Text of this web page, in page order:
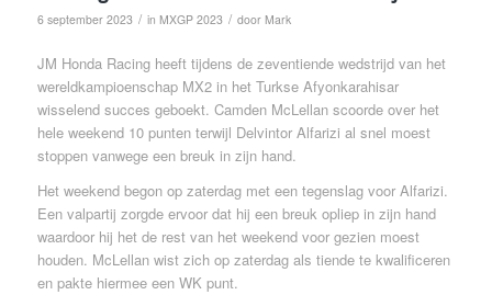
6 september 2023 / in MXGP 2023 / door Mark
JM Honda Racing heeft tijdens de zeventiende wedstrijd van het
wereldkampioenschap MX2 in het Turkse Afyonkarahisar
wisselend succes geboekt. Camden McLellan scoorde over het
hele weekend 10 punten terwijl Delvintor Alfarizi al snel moest
stoppen vanwege een breuk in zijn hand.
Het weekend begon op zaterdag met een tegenslag voor Alfarizi.
Een valpartij zorgde ervoor dat hij een breuk opliep in zijn hand
waardoor hij het de rest van het weekend voor gezien moest
houden. McLellan wist zich op zaterdag als tiende te kwalificeren
en pakte hiermee een WK punt.